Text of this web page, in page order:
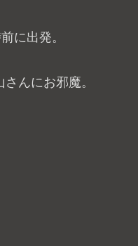
に出発。
んにお邪魔。